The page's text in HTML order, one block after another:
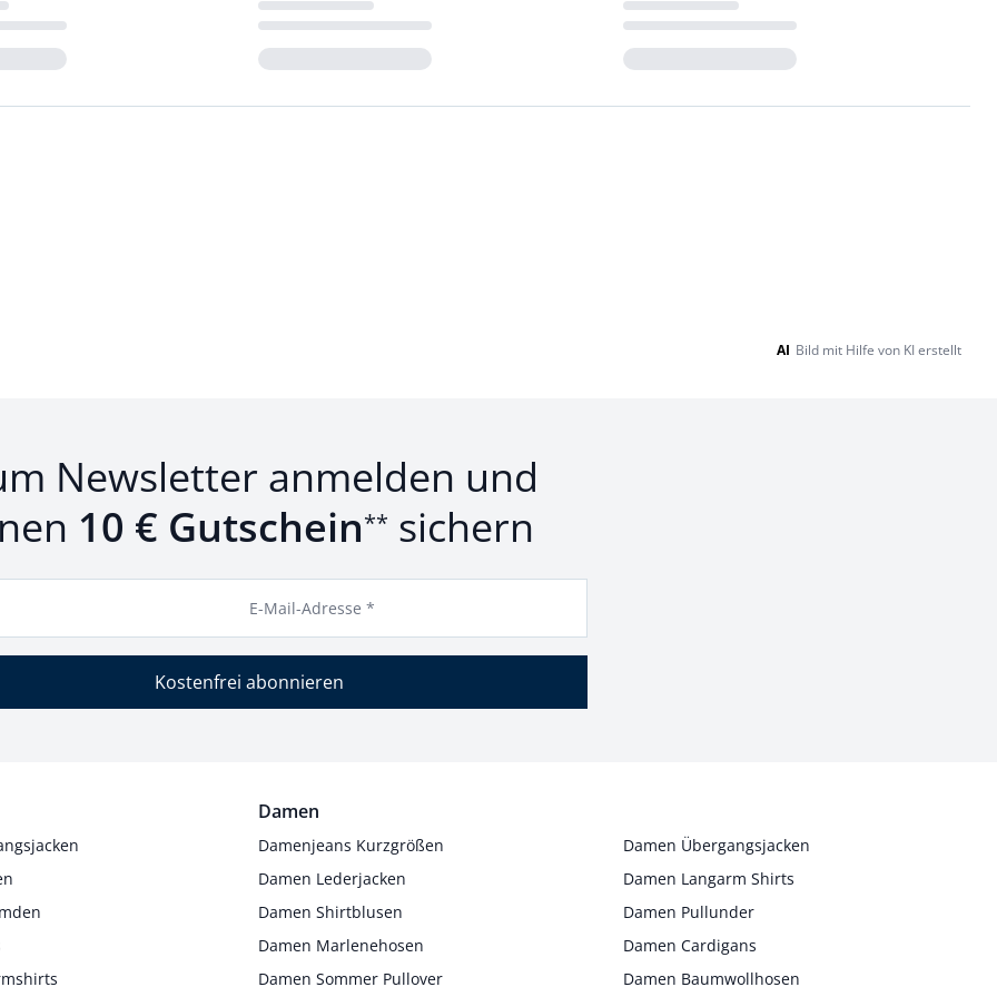
AI Bild mit Hilfe von KI erstellt
Newsletter anmelden und
10 € Gutschein** sichern
E-Mail-Adresse *
Kostenfrei abonnieren
Damen
Damenjeans Kurzgrößen
Damen Übergangsjacken
Damen Lederjacken
Damen Langarm Shirts
Damen Shirtblusen
Damen Pullunder
Damen Marlenehosen
Damen Cardigans
Damen Sommer Pullover
Damen Baumwollhosen